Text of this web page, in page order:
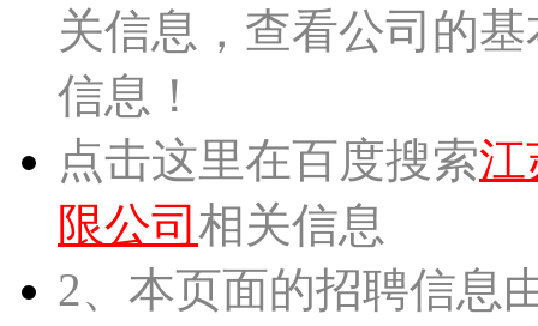
关信息，查看公司的
信息！
点击这里在百度搜索江
限公司 相关信息
2、本页面的招聘信息